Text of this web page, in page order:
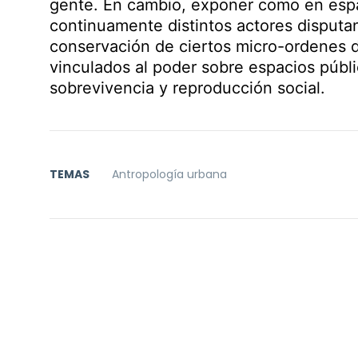
gente. En cambio, exponer como en
continuamente distintos actores
conservación de ciertos micro-ordenes
vinculados al poder sobre espacios
sobrevivencia y reproducción social.
TEMAS Antropología urbana